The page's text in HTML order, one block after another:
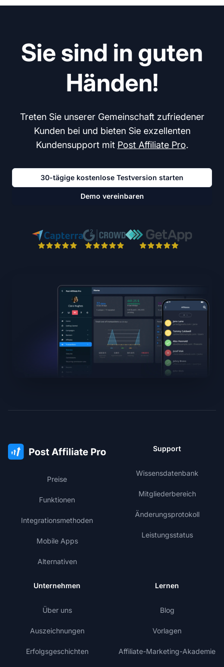
Sie sind in guten
Händen!
Treten Sie unserer Gemeinschaft zufriedener
Kunden bei und bieten Sie exzellenten
Kundensupport mit Post Affiliate Pro.
30-tägige kostenlose Testversion starten
Demo vereinbaren
Preise
Funktionen
Integrationsmethoden
Mobile Apps
Alternativen
Support
Wissensdatenbank
Mitgliederbereich
Änderungsprotokoll
Leistungsstatus
Unternehmen
Über uns
Auszeichnungen
Erfolgsgeschichten
Lernen
Blog
Vorlagen
Affiliate-Marketing-Akademie